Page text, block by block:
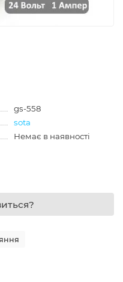
gs-558
sota
Немає в наявності